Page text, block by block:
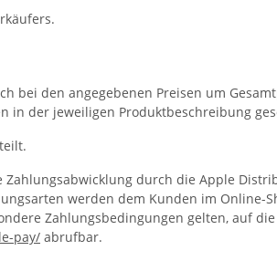
bei den angegebenen Preisen um
in der jeweiligen Produktbeschreibung
durch die Apple
werden dem Kunden im Online-
Zahlungsbedingungen gelten, auf
pay/ abrufbar.